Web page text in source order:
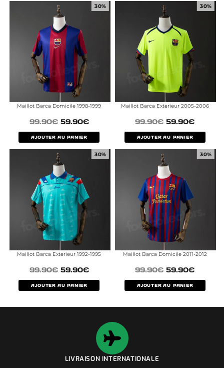
30%
Maillot Barca Domicile 1998-1999
99.90€ 59.90€
AJOUTER AU PANIER
30%
Maillot Barca Exterieur 2005-2006
99.90€ 59.90€
AJOUTER AU PANIER
30%
Maillot Barca Exterieur 1992-1995
99.90€ 59.90€
AJOUTER AU PANIER
30%
Maillot Barca Domicile 2011-2012
99.90€ 59.90€
AJOUTER AU PANIER
LIVRAISON INTERNATIONALE